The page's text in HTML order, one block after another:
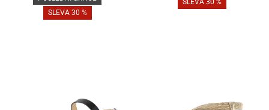
SLEVA 30 %
SLEVA 30 %